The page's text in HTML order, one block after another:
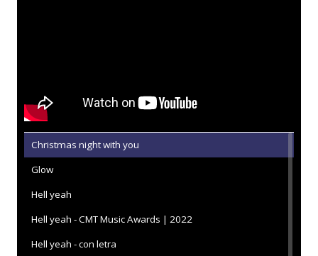
Christmas night with you
Glow
Hell yeah
Hell yeah - CMT Music Awards | 2022
Hell yeah - con letra